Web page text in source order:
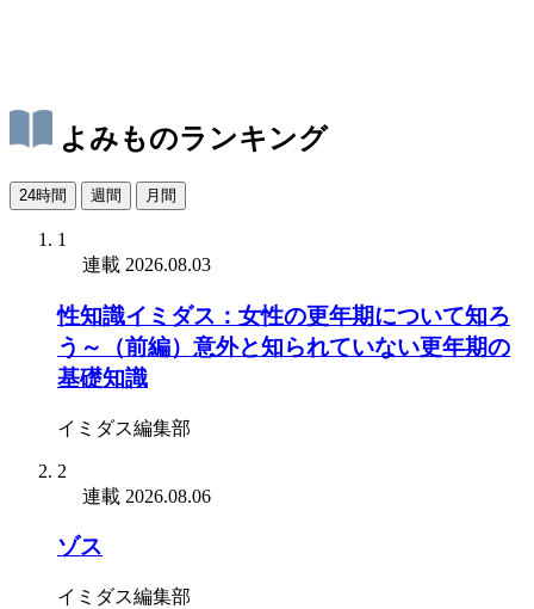
よみものランキング
24時間 週間 月間
1
連載 2026.08.03
性知識イミダス：女性の更年期について知ろ
う～（前編）意外と知られていない更年期の
基礎知識
イミダス編集部
2
連載 2026.08.06
ゾス
イミダス編集部